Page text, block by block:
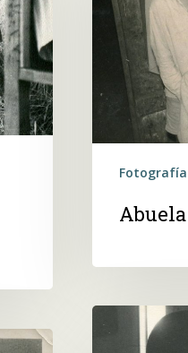
nietos
matrimonio